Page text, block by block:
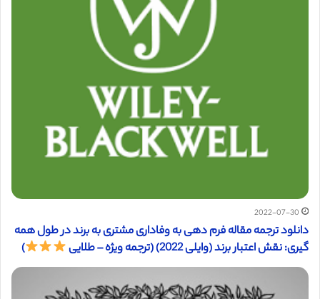
2022-07-30
دانلود ترجمه مقاله فرم دهی به وفاداری مشتری به برند در طول همه
گیری: نقش اعتبار برند (وایلی 2022) (ترجمه ویژه – طلایی
)